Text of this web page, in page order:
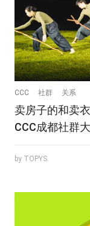
CCC 社群 关系
卖房子的和卖
CCC成都社群
by TOPYS.